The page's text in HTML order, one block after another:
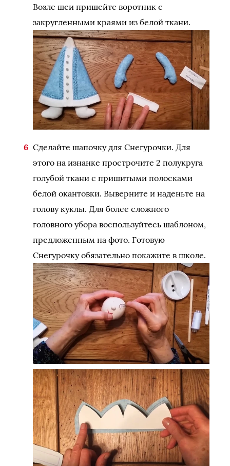
Возле шеи пришейте воротник с
закругленными краями из белой ткани.
Сделайте шапочку для Снегурочки. Для
этого на изнанке прострочите 2 полукруга
голубой ткани с пришитыми полосками
белой окантовки. Выверните и наденьте на
голову куклы. Для более сложного
головного убора воспользуйтесь шаблоном,
предложенным на фото. Готовую
Снегурочку обязательно покажите в школе.